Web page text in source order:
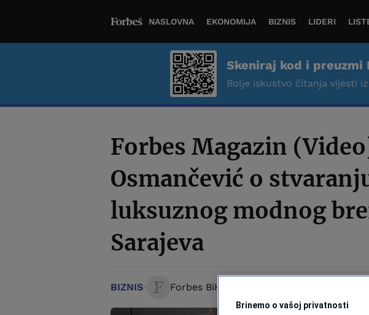
NASLOVNA EKONOMIJA BIZNIS LIDERI
Skeniraj kod i preuzmi
Bolje iskustvo čitanja vijesti
Forbes Magazin
Osmančević o
luksuznog modnog
Sarajeva
BIZNIS Forbes BiH
Brinemo o vašoj privatnosti